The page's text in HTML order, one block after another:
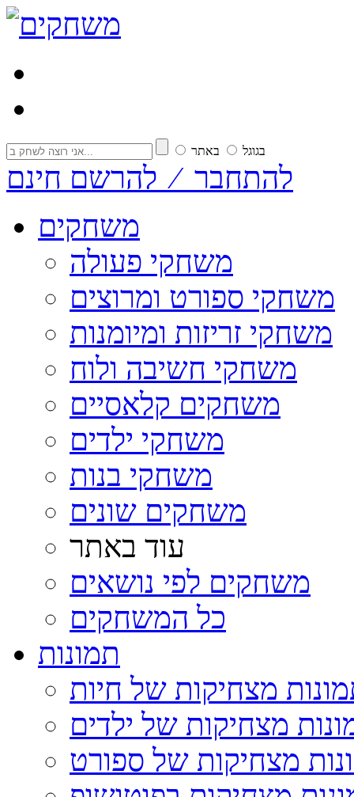
בגוגל באתר
להתחבר ⁄ להרשם חינם
משחקים
משחקי פעולה
משחקי ספורט ומרוצים
משחקי זריזות ומיומנות
משחקי חשיבה ולוח
משחקים קלאסיים
משחקי ילדים
משחקי בנות
משחקים שונים
עוד באתר
משחקים לפי נושאים
כל המשחקים
תמונות
מצחיקות של חיות
מצחיקות של ילדים
מצחיקות של ספורט